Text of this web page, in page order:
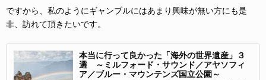
ですから、私のようにギャンブルにはあまり興味が無い方にも是
非、訪れて頂きたいです。
本当に行って良かった「海外の世界遺産」３
選 ～ミルフォード・サウンド／アヤソフィ
ア／ブルー・マウンテンズ国立公園～